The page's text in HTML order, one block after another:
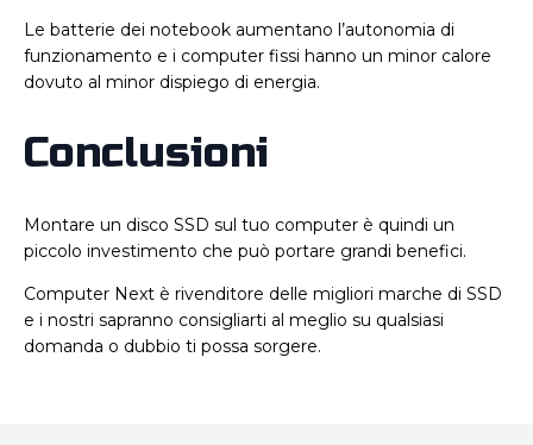
Le batterie dei notebook aumentano l’autonomia di
funzionamento e i computer fissi hanno un minor calore
dovuto al minor dispiego di energia.
Conclusioni
Montare un disco SSD sul tuo computer è quindi un
piccolo investimento che può portare grandi benefici.
Computer Next è rivenditore delle migliori marche di SSD
e i nostri sapranno consigliarti al meglio su qualsiasi
domanda o dubbio ti possa sorgere.